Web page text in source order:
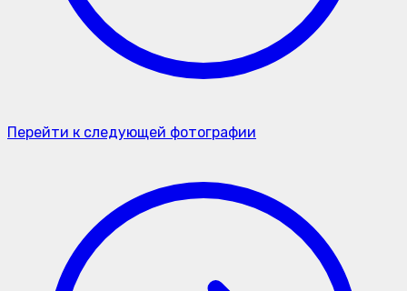
Перейти к следующей фотографии